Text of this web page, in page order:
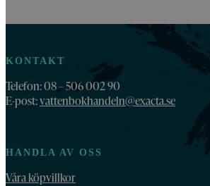
KONTAKT
Telefon: 08 – 506 002 90
E-post:vattenbokhandeln@exacta.se
HANDLA AV OSS
Våra köpvillkor